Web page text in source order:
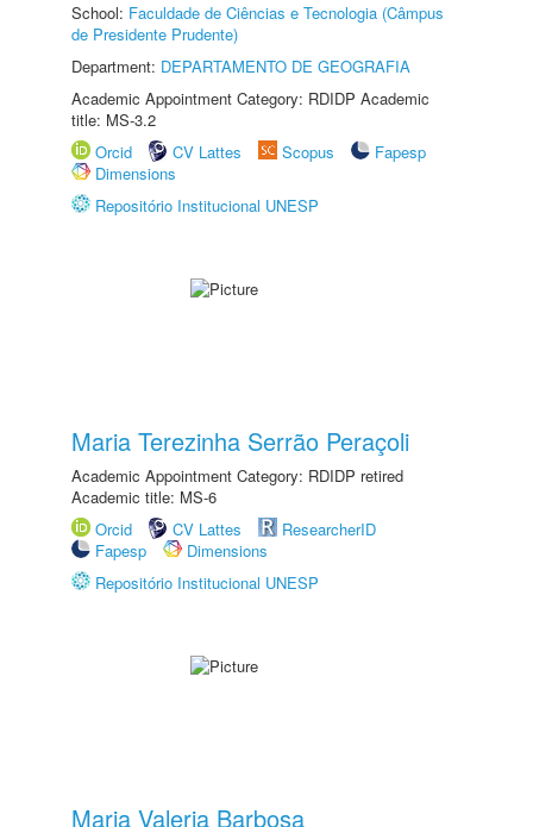
School: Faculdade de Ciências e Tecnologia (Câmpus
de Presidente Prudente)
Department: DEPARTAMENTO DE GEOGRAFIA
Academic Appointment Category: RDIDP Academic
title: MS-3.2
Orcid
CV Lattes Scopus
Fapesp
Dimensions
Repositório Institucional UNESP
Maria Terezinha Serrão Peraçoli
Academic Appointment Category: RDIDP retired
Academic title: MS-6
Orcid
CV Lattes
ResearcherID
Fapesp
Dimensions
Repositório Institucional UNESP
Maria Valeria Barbosa